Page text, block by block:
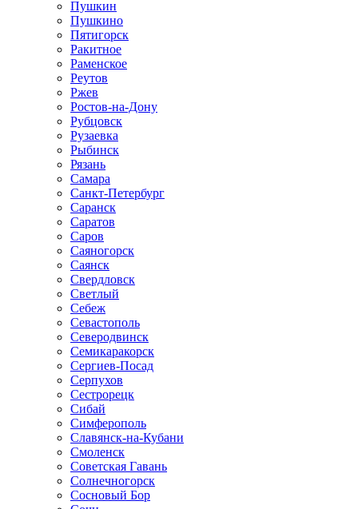
Пушкин
Пушкино
Пятигорск
Ракитное
Раменское
Реутов
Ржев
Ростов-на-Дону
Рубцовск
Рузаевка
Рыбинск
Рязань
Самара
Санкт-Петербург
Саранск
Саратов
Саров
Саяногорск
Саянск
Свердловск
Светлый
Себеж
Севастополь
Северодвинск
Семикаракорск
Сергиев-Посад
Серпухов
Сестрорецк
Сибай
Симферополь
Славянск-на-Кубани
Смоленск
Советская Гавань
Солнечногорск
Сосновый Бор